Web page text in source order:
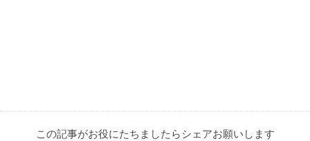
この記事がお役にたちましたらシェアお願いします